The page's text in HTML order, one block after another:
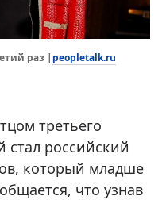
раз | peopletalk.ru
третьего
стал российский
который младше
что узнав